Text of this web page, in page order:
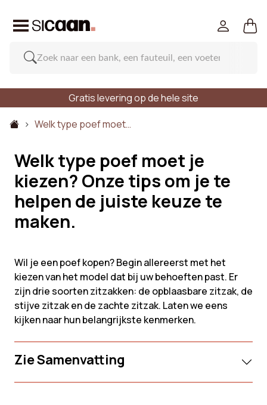
Gratis levering op de hele site
Welk type poef moet…
Welk type poef moet je
kiezen? Onze tips om je te
helpen de juiste keuze te
maken.
Wil je een poef kopen? Begin allereerst met het
kiezen van het model dat bij uw behoeften past. Er
zijn drie soorten zitzakken: de opblaasbare zitzak, de
stijve zitzak en de zachte zitzak. Laten we eens
kijken naar hun belangrijkste kenmerken.
Zie Samenvatting